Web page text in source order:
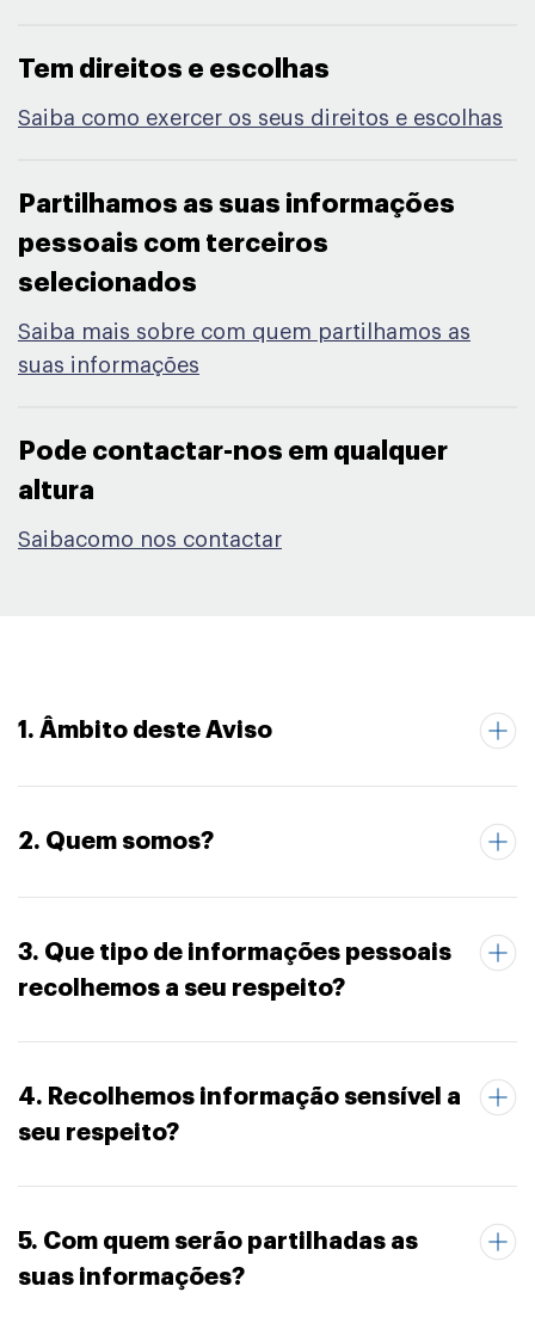
Tem direitos e escolhas​
Saiba como exercer os seus direitos e escolhas
Partilhamos as suas informações
pessoais com terceiros
selecionados​
Saiba mais sobre com quem partilhamos as
suas informações
Pode contactar-nos em qualquer
altura​
Saibacomo nos contactar
1. Âmbito deste Aviso
2. Quem somos?
3. Que tipo de informações pessoais
recolhemos a seu respeito?
4. Recolhemos informação sensível a
seu respeito?
5. Com quem serão partilhadas as
suas informações?